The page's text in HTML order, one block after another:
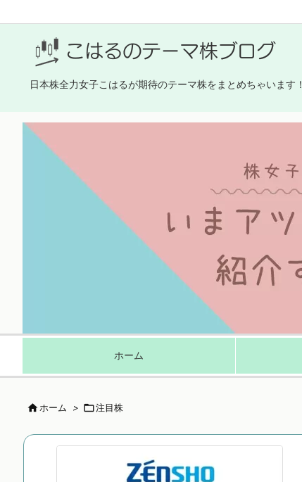
日本株全力女子こはるが期待のテーマ株をまとめちゃいます！
ホーム
ホーム > 注目株